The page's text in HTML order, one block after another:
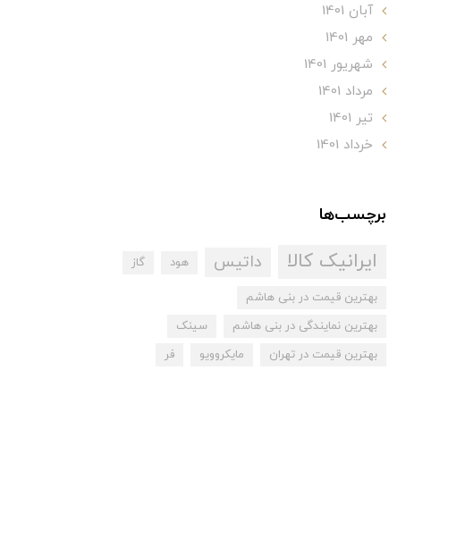
آبان 1401
مهر 1401
شهریور 1401
مرداد 1401
تير 1401
خرداد 1401
برچسب‌ها
ایرانیک کالا داتیس هود گاز
بهترین قیمت در بنی هاشم
بهترین نمایندگی در بنی هاشم
سینک
بهترین قیمت در تهران
مایکروویو فر